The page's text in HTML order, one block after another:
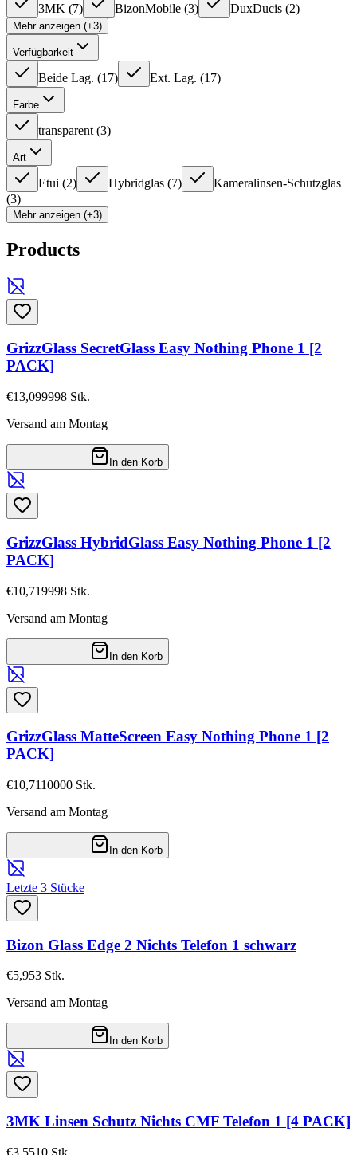
3MK (7) BizonMobile (3) DuxDucis (2)
Mehr anzeigen (+3)
Verfügbarkeit
Beide Lag. (17) Ext. Lag. (17)
Farbe
transparent (3)
Art
Etui (2) Hybridglas (7)
Kameralinsen-Schutzglas
(3)
Mehr anzeigen (+3)
Products
GrizzGlass SecretGlass Easy Nothing Phone 1 [2
PACK]
€13,099998 Stk.
Versand am Montag
In den Korb
GrizzGlass HybridGlass Easy Nothing Phone 1 [2
PACK]
€10,719998 Stk.
Versand am Montag
In den Korb
GrizzGlass MatteScreen Easy Nothing Phone 1 [2
PACK]
€10,7110000 Stk.
Versand am Montag
In den Korb
Letzte 3 Stücke
Bizon Glass Edge 2 Nichts Telefon 1 schwarz
€5,953 Stk.
Versand am Montag
In den Korb
3MK Linsen Schutz Nichts CMF Telefon 1 [4 PACK]
€3,5510 Stk.